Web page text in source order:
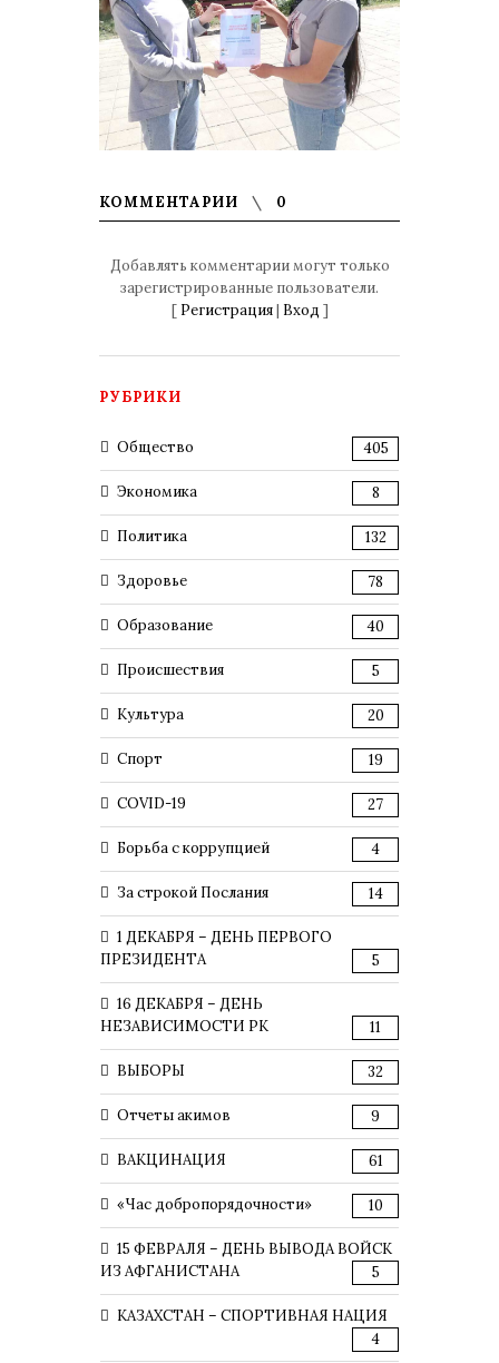
КОММЕНТАРИИ 0
Добавлять комментарии могут только
зарегистрированные пользователи.
[ Регистрация| Вход ]
РУБРИКИ
Общество 405
Экономика 8
Политика 132
Здоровье 78
Образование 40
Происшествия 5
Культура 20
Спорт 19
COVID-19 27
Борьба с коррупцией 4
За строкой Послания 14
1 ДЕКАБРЯ – ДЕНЬ ПЕРВОГО
ПРЕЗИДЕНТА
5
16 ДЕКАБРЯ – ДЕНЬ
НЕЗАВИСИМОСТИ РК
11
ВЫБОРЫ 32
Отчеты акимов 9
ВАКЦИНАЦИЯ 61
«Час добропорядочности» 10
15 ФЕВРАЛЯ – ДЕНЬ ВЫВОДА ВОЙСК
ИЗ АФГАНИСТАНА
5
КАЗАХСТАН – СПОРТИВНАЯ НАЦИЯ
4